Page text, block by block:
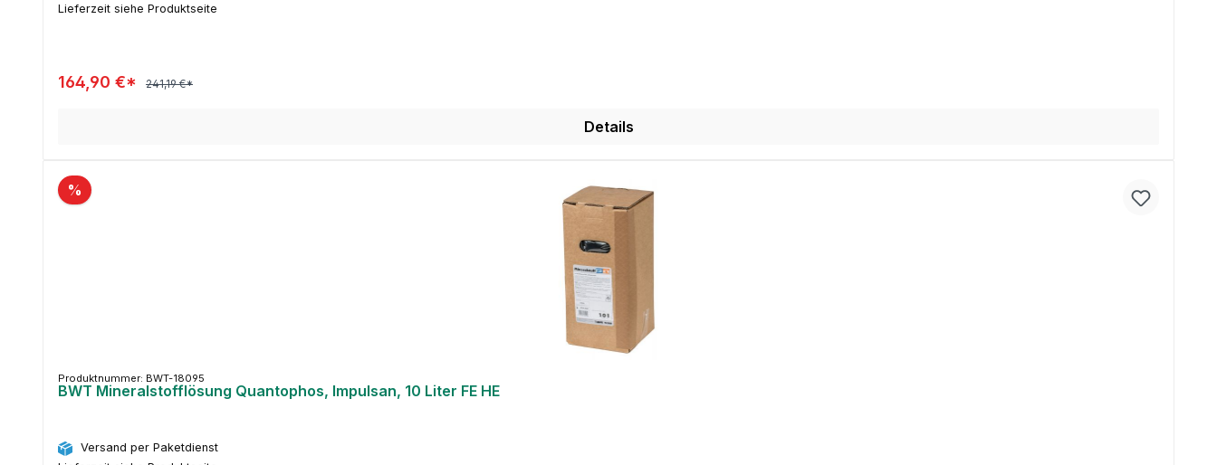
Lieferzeit siehe Produktseite
164,90 €* 241,19 €*
Details
%
Produktnummer: BWT-18095
BWT Mineralstofflösung Quantophos, Impulsan, 10 Liter FE HE
Versand per Paketdienst